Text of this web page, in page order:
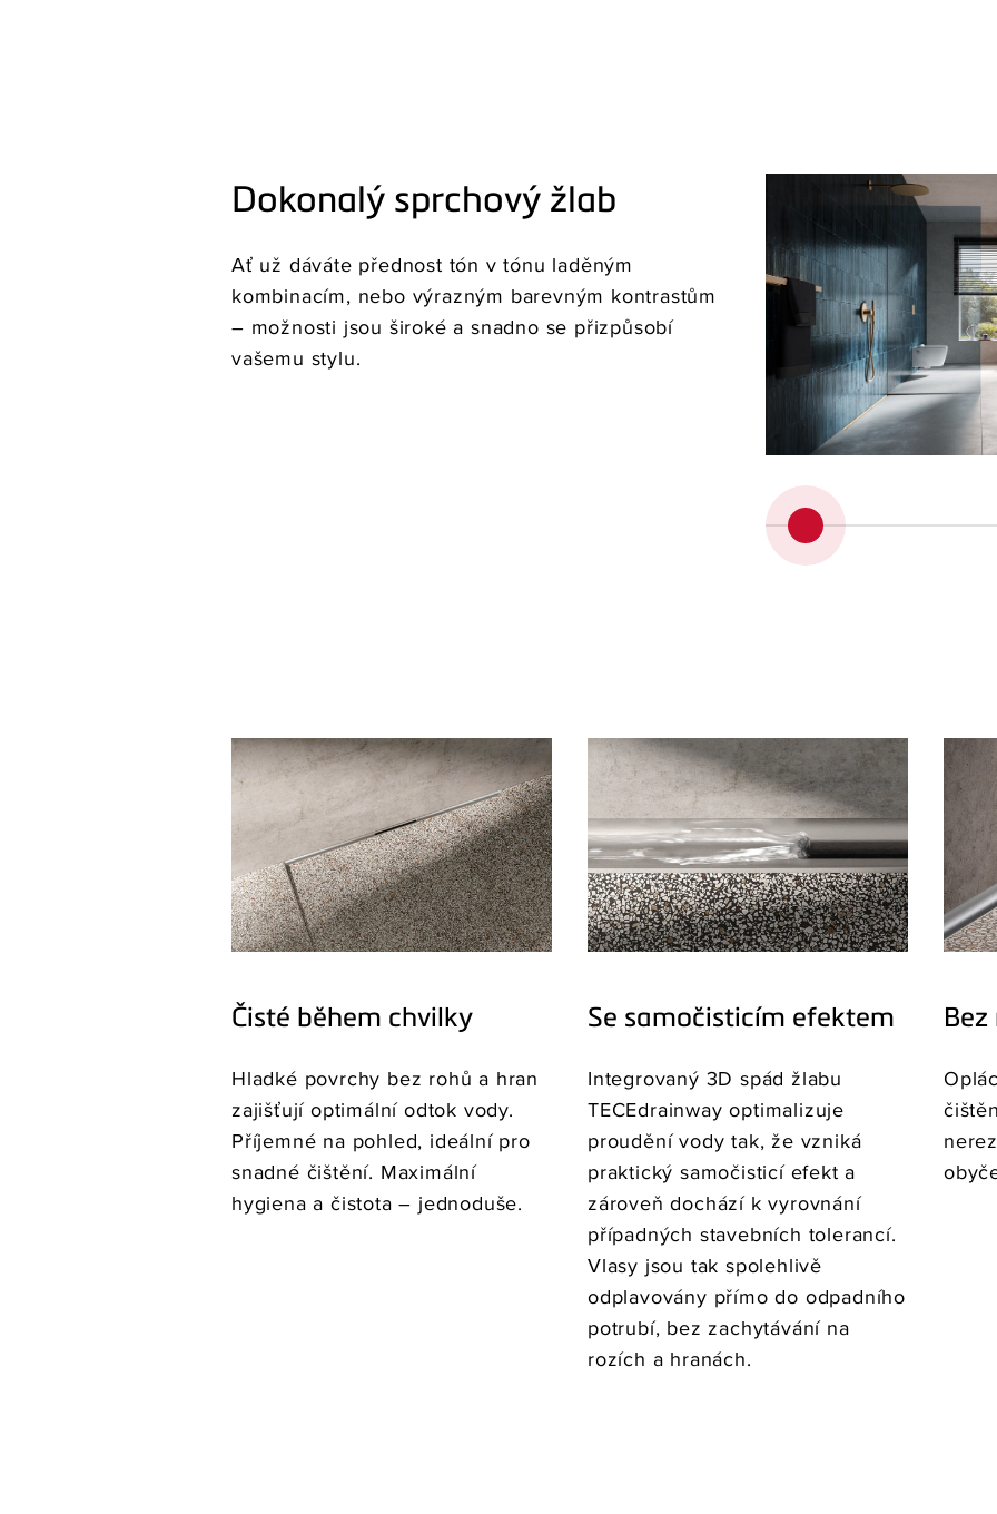
Dokonalý sprchový žlab
Ať už dáváte přednost tón v tónu laděným
kombinacím, nebo výrazným barevným kontrastům
– možnosti jsou široké a snadno se přizpůsobí
vašemu stylu.
Čisté během chvilky
Hladké povrchy bez rohů a hran
zajišťují optimální odtok vody.
Příjemné na pohled, ideální pro
snadné čištění. Maximální
hygiena a čistota – jednoduše.
Se samočisticím efektem
Integrovaný 3D spád žlabu
TECEdrainway optimalizuje
proudění vody tak, že vzniká
praktický samočisticí efekt a
zároveň dochází k vyrovnání
případných stavebních tolerancí.
Vlasy jsou tak spolehlivě
odplavovány přímo do odpadního
potrubí, bez zachytávání na
rozích a hranách.